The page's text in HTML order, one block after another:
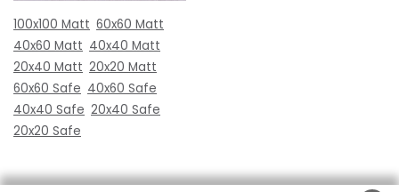
100x100 Matt 60x60 Matt
40x60 Matt 40x40 Matt
20x40 Matt 20x20 Matt
60x60 Safe 40x60 Safe
40x40 Safe 20x40 Safe
20x20 Safe